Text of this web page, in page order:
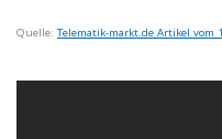
Quelle: Telematik-markt.de Artikel vom